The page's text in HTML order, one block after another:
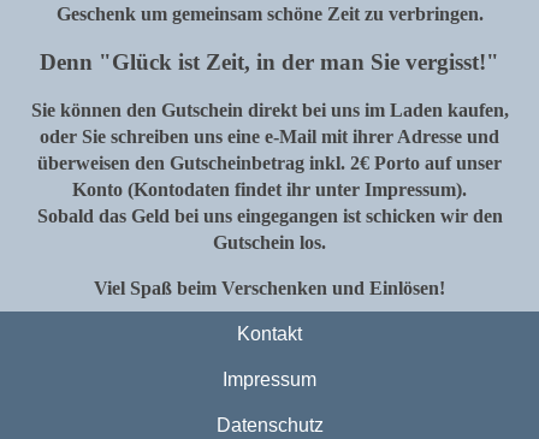
Geschenk um gemeinsam schöne Zeit zu verbringen.
Denn "Glück ist Zeit, in der man Sie vergisst!"
Sie können den Gutschein direkt bei uns im Laden kaufen,
oder Sie schreiben uns eine e-Mail mit ihrer Adresse und
überweisen den Gutscheinbetrag inkl. 2€ Porto auf unser
Konto (Kontodaten findet ihr unter Impressum).
Sobald das Geld bei uns eingegangen ist schicken wir den
Gutschein los.
Viel Spaß beim Verschenken und Einlösen!
Kontakt
Impressum
Datenschutz